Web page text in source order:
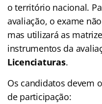
o território nacional.
avaliação, o exame
mas utilizará as
instrumentos da
Licenciaturas.
Os candidatos devem
de participação: